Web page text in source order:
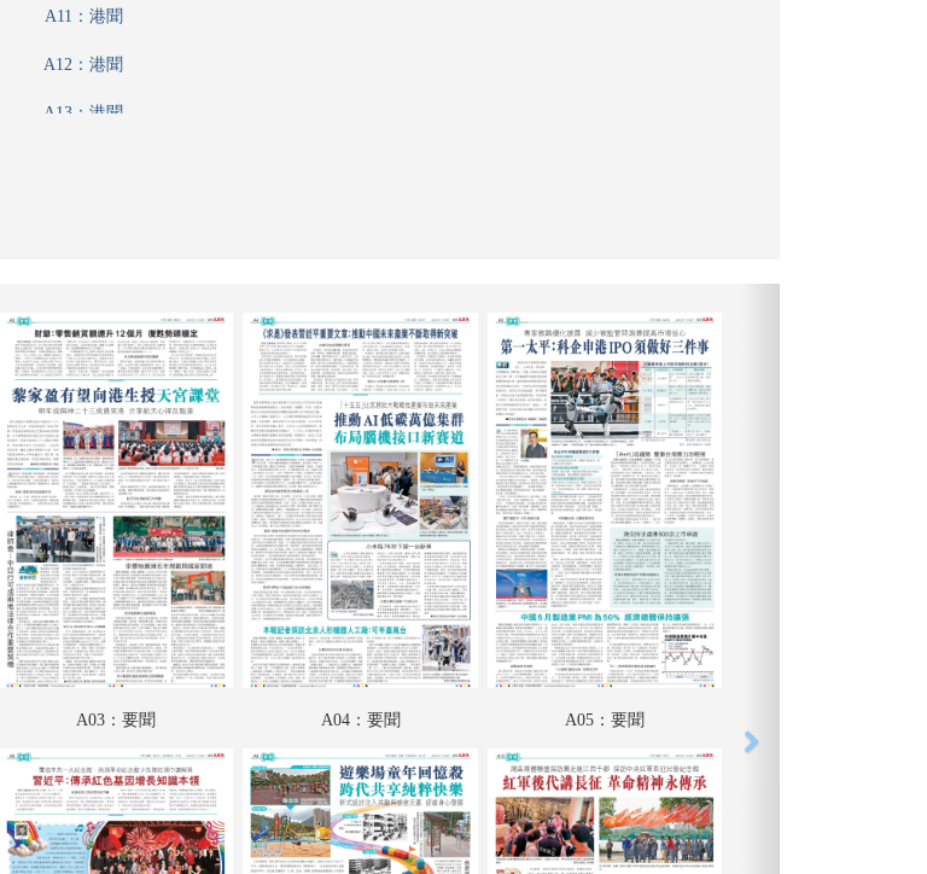
A11：港聞
A12：港聞
A13：港聞
A18：專題
A19：國際
A20：國際
B01：娛樂
B02：投資理財
B03：讀書人
B04：采風
B05：體育
A03：要聞 A04：要聞 A05：要聞